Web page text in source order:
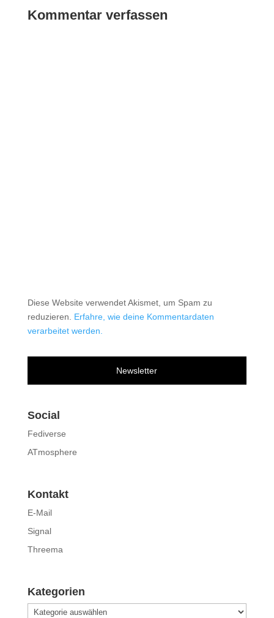
Kommentar verfassen
Diese Website verwendet Akismet, um Spam zu
reduzieren. Erfahre, wie deine Kommentardaten
verarbeitet werden.
Newsletter
Social
Fediverse
ATmosphere
Kontakt
E-Mail
Signal
Threema
Kategorien
Kategorien